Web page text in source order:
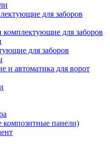
для заборов
для заборов
для заборов
и автоматика для ворот
панели)